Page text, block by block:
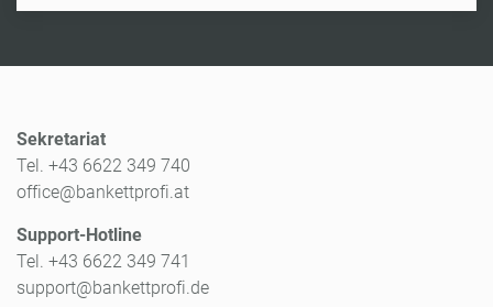
Sekretariat
Tel. +43 6622 349 740
office@bankettprofi.at
Support-Hotline
Tel. +43 6622 349 741
support@bankettprofi.de